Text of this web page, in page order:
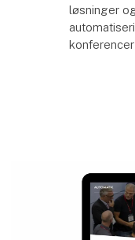
løsninger